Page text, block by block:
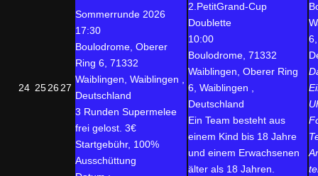
24 252627
Sommerrunde 2026
17:30
Boulodrome, Oberer
Ring 6, 71332
Waiblingen, Waiblingen ,
Deutschland
3 Runden Supermelee
frei gelost. 3€
Startgebühr, 100%
Ausschüttung
2.PetitGrand-Cup
Doublette
10:00
Boulodrome, 71332
Waiblingen, Oberer Ring
6, Waiblingen ,
Deutschland
Ein Team besteht aus
einem Kind bis 18 Jahre
und einem Erwachsenen
älter als 18 Jahren.